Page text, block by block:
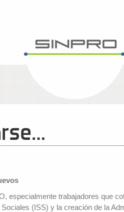
especialmente trabajadores que
(ISS) y la creación de la